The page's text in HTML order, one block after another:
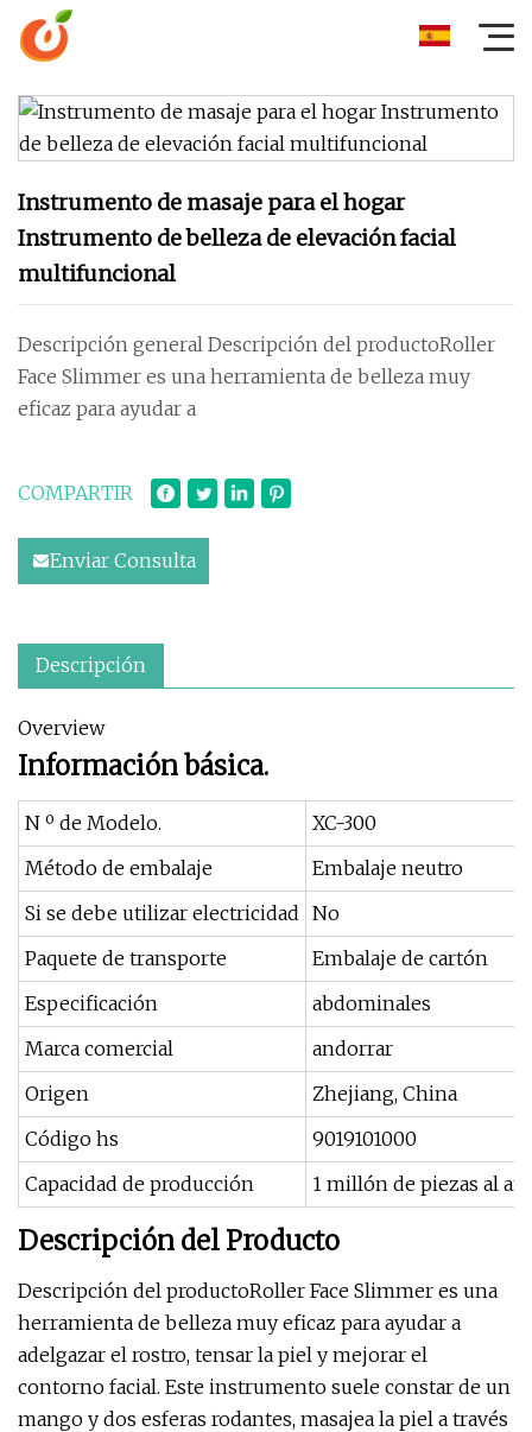
Instrumento de masaje para el hogar
Instrumento de belleza de elevación facial
multifuncional
Descripción general Descripción del productoRoller
Face Slimmer es una herramienta de belleza muy
eficaz para ayudar a
COMPARTIR
Enviar Consulta
Descripción
Overview
Información básica.
N º de Modelo.
XC-300
Método de embalaje
Embalaje neutro
Si se debe utilizar electricidad No
Paquete de transporte
Embalaje de cartón
Especificación
abdominales
Marca comercial
andorrar
Origen
Zhejiang, China
Código hs
9019101000
Capacidad de producción
1 millón de piezas al
Descripción del Producto
Descripción del productoRoller Face Slimmer es una
herramienta de belleza muy eficaz para ayudar a
adelgazar el rostro, tensar la piel y mejorar el
contorno facial. Este instrumento suele constar de un
mango y dos esferas rodantes, masajea la piel a través